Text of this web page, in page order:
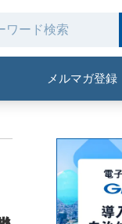
メルマガ登録